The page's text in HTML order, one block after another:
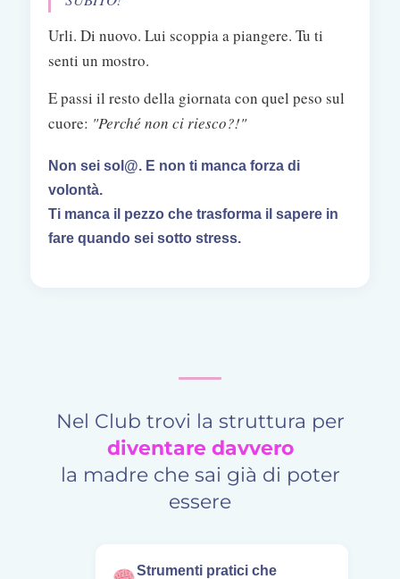
Urli. Di nuovo. Lui scoppia a piangere. Tu ti
senti un mostro.
E passi il resto della giornata con quel peso sul
cuore: "Perché non ci riesco?!"
Non sei sol@. E non ti manca forza di
volontà.
Ti manca il pezzo che trasforma il sapere in
fare quando sei sotto stress.
Nel Club trovi la struttura per
diventare davvero
la madre che sai già di poter
essere
Strumenti pratici che